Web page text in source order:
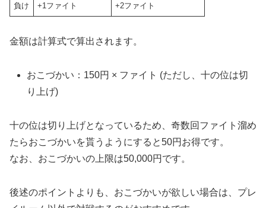
負け +1ファイト +2ファイト
金額は計算式で算出されます。
おこづかい：150円 × ファイト (ただし、十の位は切
り上げ)
十の位は切り上げとなっているため、奇数回ファイト溜め
たらおこづかいを貰うようにすると50円お得です。
なお、おこづかいの上限は50,000円です。
後述のポイントよりも、おこづかいが欲しい場合は、プレ